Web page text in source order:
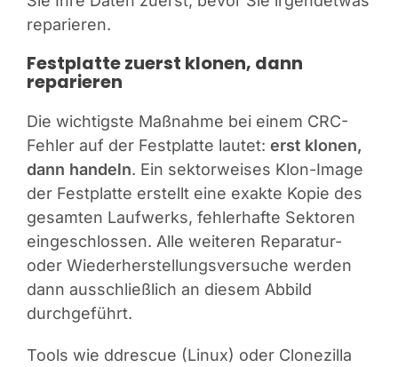
reparieren.
Festplatte zuerst klonen, dann
reparieren
Die wichtigste Maßnahme bei einem CRC-
Fehler auf der Festplatte lautet: erst klonen,
dann handeln. Ein sektorweises Klon-Image
der Festplatte erstellt eine exakte Kopie des
gesamten Laufwerks, fehlerhafte Sektoren
eingeschlossen. Alle weiteren Reparatur-
oder Wiederherstellungsversuche werden
dann ausschließlich an diesem Abbild
durchgeführt.
Tools wie ddrescue (Linux) oder Clonezilla